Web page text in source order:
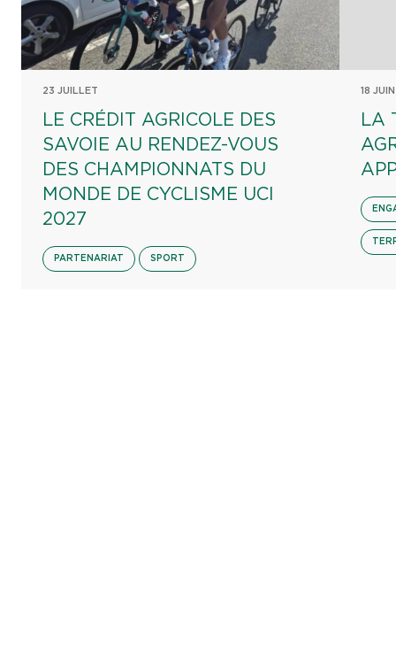
23 JUILLET
LE CRÉDIT AGRICOLE DES
SAVOIE AU RENDEZ-VOUS
DES CHAMPIONNATS DU
MONDE DE CYCLISME UCI
2027
PARTENARIAT SPORT
18 JUIN
LA